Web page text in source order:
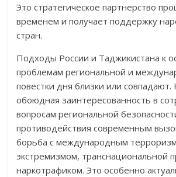
Это стратегическое партнерство
временем и получает поддержку
стран.
Подходы России и Таджикистана к
проблемам региональной и
повестки дня близки или
обоюдная заинтересованность в
вопросам региональной
противодействия современным
борьба с международным
экстремизмом, транснациональной
наркотрафиком. Это особенно